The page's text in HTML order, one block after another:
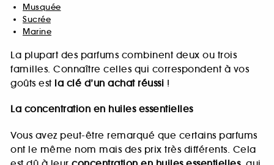
Musquée
Sucrée
Marine
La plupart des parfums combinent deux ou trois
familles. Connaître celles qui correspondent à vos
goûts est la clé d’un achat réussi !
La concentration en huiles essentielles
Vous avez peut-être remarqué que certains parfums
ont le même nom mais des prix très différents. Cela